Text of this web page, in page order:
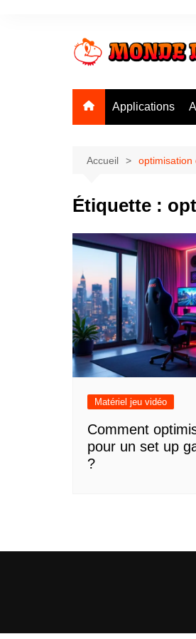
Applications
Accueil optimisation
Étiquette :
Matériel jeu vidéo
Comment
pour un set up
?